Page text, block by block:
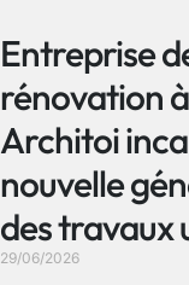
Entreprise
rénovation
Architoi
nouvelle
des travaux
29/06/2026